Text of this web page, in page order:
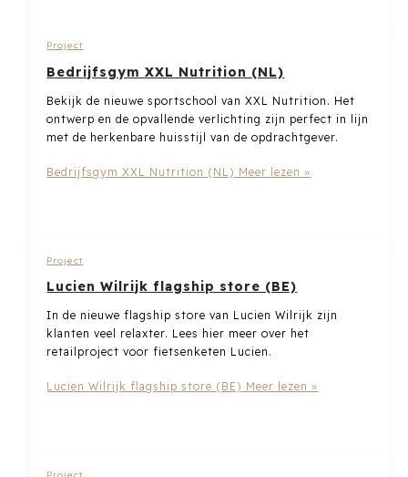
Project
Bedrijfsgym XXL Nutrition (NL)
Bekijk de nieuwe sportschool van XXL Nutrition. Het
ontwerp en de opvallende verlichting zijn perfect in lijn
met de herkenbare huisstijl van de opdrachtgever.
Bedrijfsgym XXL Nutrition (NL) Meer lezen »
Project
Lucien Wilrijk flagship store (BE)
In de nieuwe flagship store van Lucien Wilrijk zijn
klanten veel relaxter. Lees hier meer over het
retailproject voor fietsenketen Lucien.
Lucien Wilrijk flagship store (BE) Meer lezen »